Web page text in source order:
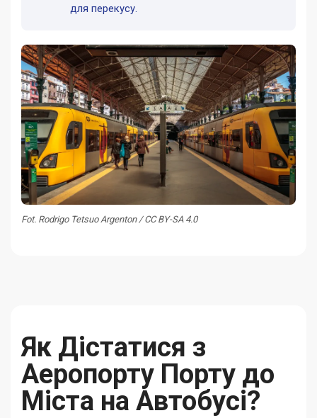
для перекусу.
Fot. Rodrigo Tetsuo Argenton / CC BY-SA 4.0
Як Дістатися з
Аеропорту Порту до
Міста на Автобусі?